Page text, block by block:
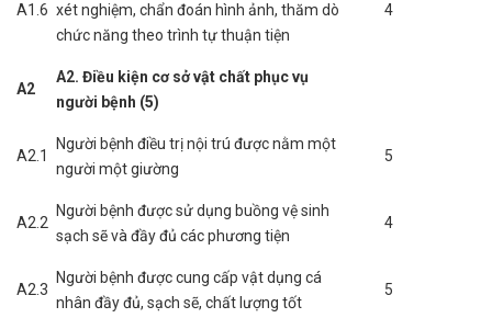
A1.6 xét nghiệm, chẩn đoán hình ảnh, thăm dò
chức năng theo trình tự thuận tiện
4
A2
A2. Điều kiện cơ sở vật chất phục vụ
người bệnh (5)
A2.1
Người bệnh điều trị nội trú được nằm một
người một giường
5
A2.2
Người bệnh được sử dụng buồng vệ sinh
sạch sẽ và đầy đủ các phương tiện
4
A2.3
Người bệnh được cung cấp vật dụng cá
nhân đầy đủ, sạch sẽ, chất lượng tốt
5